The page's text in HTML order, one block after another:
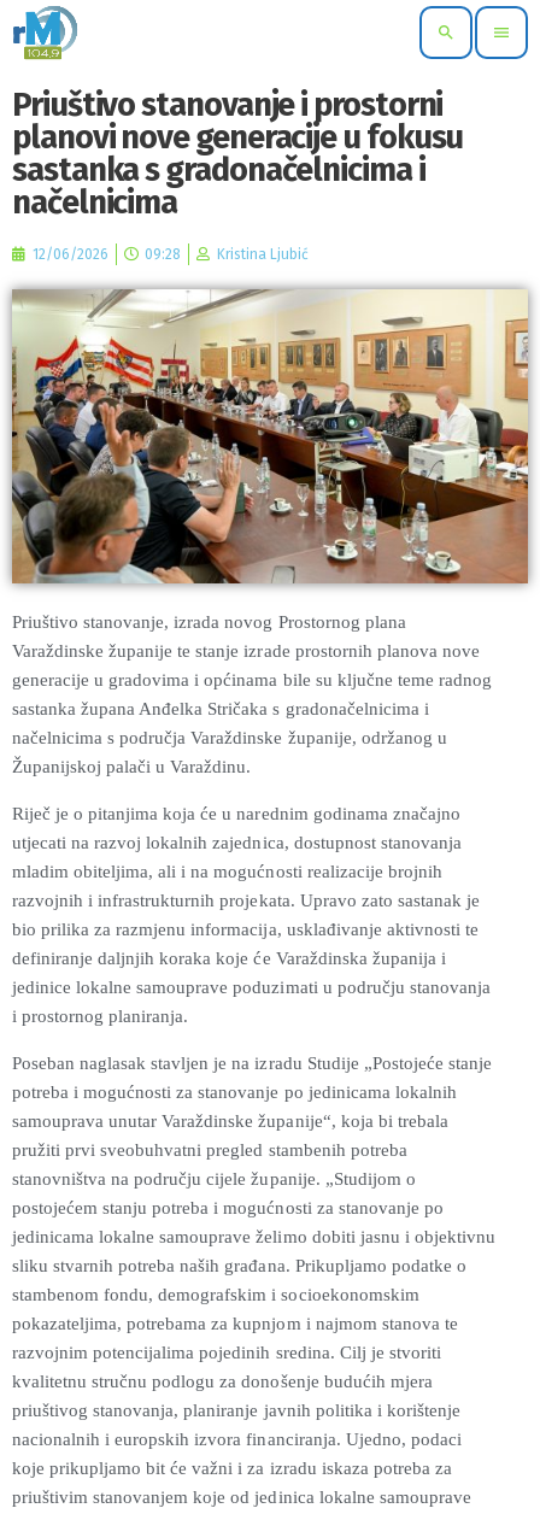
search menu
Priuštivo stanovanje i prostorni
planovi nove generacije u fokusu
sastanka s gradonačelnicima i
načelnicima
12/06/2026 09:28 Kristina Ljubić
Priuštivo stanovanje, izrada novog Prostornog plana
Varaždinske županije te stanje izrade prostornih planova nove
generacije u gradovima i općinama bile su ključne teme radnog
sastanka župana Anđelka Stričaka s gradonačelnicima i
načelnicima s područja Varaždinske županije, održanog u
Županijskoj palači u Varaždinu.
Riječ je o pitanjima koja će u narednim godinama značajno
utjecati na razvoj lokalnih zajednica, dostupnost stanovanja
mladim obiteljima, ali i na mogućnosti realizacije brojnih
razvojnih i infrastrukturnih projekata. Upravo zato sastanak je
bio prilika za razmjenu informacija, usklađivanje aktivnosti te
definiranje daljnjih koraka koje će Varaždinska županija i
jedinice lokalne samouprave poduzimati u području stanovanja
i prostornog planiranja.
Poseban naglasak stavljen je na izradu Studije „Postojeće stanje
potreba i mogućnosti za stanovanje po jedinicama lokalnih
samouprava unutar Varaždinske županije“, koja bi trebala
pružiti prvi sveobuhvatni pregled stambenih potreba
stanovništva na području cijele županije. „Studijom o
postojećem stanju potreba i mogućnosti za stanovanje po
jedinicama lokalne samouprave želimo dobiti jasnu i objektivnu
sliku stvarnih potreba naših građana. Prikupljamo podatke o
stambenom fondu, demografskim i socioekonomskim
pokazateljima, potrebama za kupnjom i najmom stanova te
razvojnim potencijalima pojedinih sredina. Cilj je stvoriti
kvalitetnu stručnu podlogu za donošenje budućih mjera
priuštivog stanovanja, planiranje javnih politika i korištenje
nacionalnih i europskih izvora financiranja. Ujedno, podaci
koje prikupljamo bit će važni i za izradu iskaza potreba za
priuštivim stanovanjem koje od jedinica lokalne samouprave